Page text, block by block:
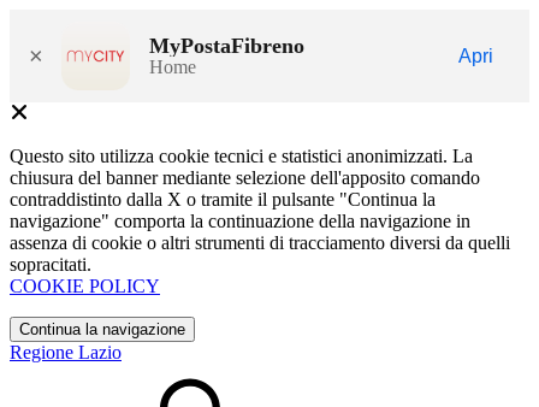
× MyPostaFibreno
Home
Apri
Questo sito utilizza cookie tecnici e statistici anonimizzati. La
chiusura del banner mediante selezione dell'apposito comando
contraddistinto dalla X o tramite il pulsante "Continua la
navigazione" comporta la continuazione della navigazione in
assenza di cookie o altri strumenti di tracciamento diversi da quelli
sopracitati.
COOKIE POLICY
Continua la navigazione
Regione Lazio